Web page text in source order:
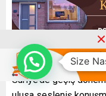
Suriye’de geçiş
Size